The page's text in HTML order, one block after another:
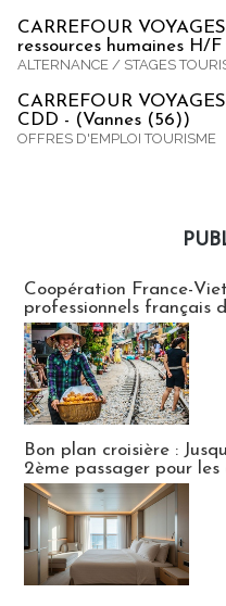
CARREFOUR
ressources humaines H/
ALTERNANCE / STAGES
CARREFOUR
CDD - (Vannes (56))
OFFRES D'EMPLOI TOURISME
Coopération France-
professionnels français
Bon plan croisière :
2ème passager pour